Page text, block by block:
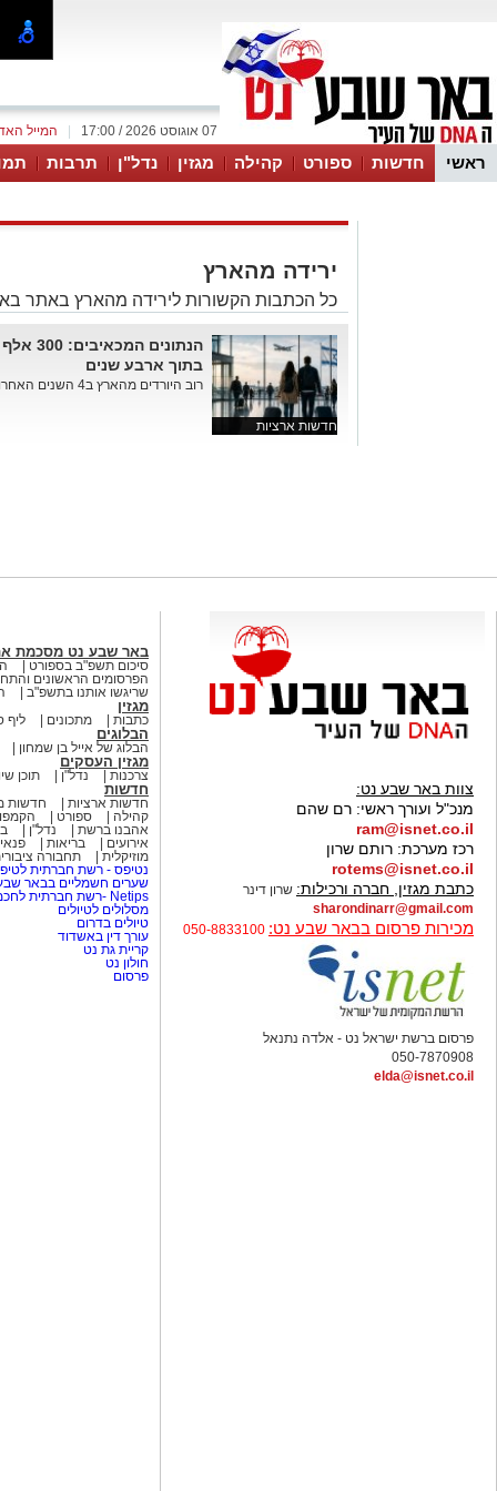
המייל 07 אוגוסט 2026 / 17:00
ראשי חדשות ספורט קהילה מגזין נדל"ן תרבות
ירידה מהארץ
כל הכתבות הקשורות לירידה מהארץ באתר
חדשות ארציות
בתוך ארבע שנים
רוב היורדים מהארץ ב4 השנים האחרונות הם- צעירים, נשואים ומשכילים...
צוות באר שבע נט:
מנכ"ל ועורך ראשי: רם שהם
ram@isnet.co.il
רכז מערכת: רותם שרון
rotems@isnet.co.il
כתבת מגזין, חברה ורכילות: שרון דינר
sharondinarr@gmail.com
מכירות פרסום בבאר שבע נט: 050-8833100
פרסום ברשת ישראל נט - אלדה נתנאל
050-7870908
elda@isnet.co.il
באר שבע נט מסכמת
סיכום תשפ"ב בספורט
הפרסומים הראשונים
שריגשו אותנו בתשפ"ב
מגזין
כתבות מתכונים ליף
הבלוגים
הבלוג של אייל בן שמחון
מגזין העסקים
צרכנות נדל"ן תוכן
חדשות
חדשות ארציות
חדשות
קהילה
ספורט
אהבנו ברשת
נדל"ן
אירועים
בריאות
מוזיקלית
תחבורה
נטיפס - רשת חברתית
שערים חשמליים בבאר
Netips -רשת חברתית לחכמת ההמונים
מסלולים לטיולים
טיולים בדרום
עורך דין באשדוד
קריית גת נט
חולון נט
פרסום